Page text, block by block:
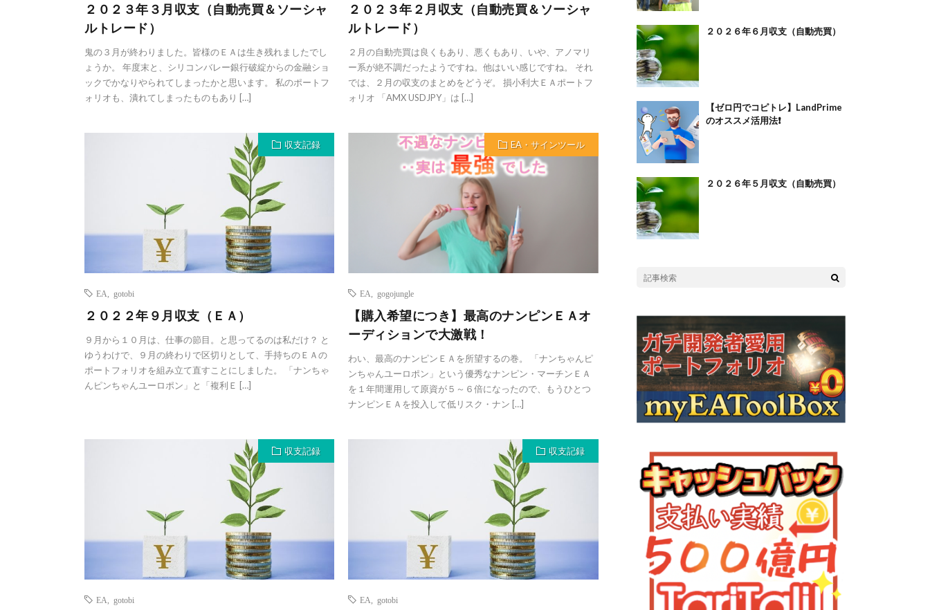
２０２３年３月収支（自動売買＆ソーシャ
ルトレード）
鬼の３月が終わりました。皆様のＥＡは生き残れましたでし
ょうか。 年度末と、シリコンバレー銀行破綻からの金融ショ
ックでかなりやられてしまったかと思います。 私のポートフ
ォリオも、潰れてしまったものもあり […]
２０２３年２月収支（自動売買＆ソーシャ
ルトレード）
２月の自動売買は良くもあり、悪くもあり、いや、アノマリ
ー系が絶不調だったようですね。他はいい感じですね。 それ
では、２月の収支のまとめをどうぞ。 損小利大ＥＡポートフ
ォリオ 「AMX USDJPY」は […]
収支記録
EA gotobi
２０２２年９月収支（ＥＡ）
９月から１０月は、仕事の節目。と思ってるのは私だけ？ と
ゆうわけで、９月の終わりで区切りとして、手持ちのＥＡの
ポートフォリオを組み立て直すことにしました。 「ナンちゃ
んピンちゃんユーロポン」と「複利Ｅ […]
EA・サインツール
EA ,gogojungle
【購入希望につき】最高のナンピンＥＡオ
ーディションで大激戦！
わい、最高のナンピンＥＡを所望するの巻。 「ナンちゃんピ
ンちゃんユーロポン」という優秀なナンピン・マーチンＥＡ
を１年間運用して原資が５～６倍になったので、もうひとつ
ナンピンＥＡを投入して低リスク・ナン […]
収支記録
EA gotobi
収支記録
EA ,gotobi
２０２６年６月収支（自動売買）
【ゼロ円でコピトレ】LandPrime
のオススメ活用法❗️
２０２６年５月収支（自動売買）